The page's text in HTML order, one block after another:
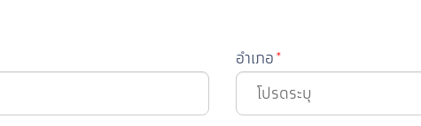
อำเภอ*
โปรดระบุ